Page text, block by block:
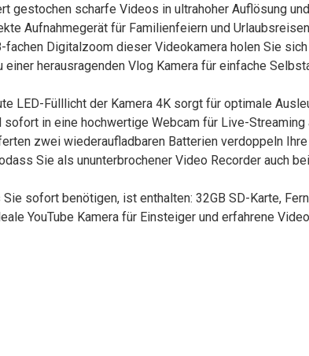
gestochen scharfe Videos in ultrahoher Auflösung
Aufnahmegerät für Familienfeiern und
Digitalzoom dieser Videokamera holen Sie
herausragenden Vlog Kamera für einfache
LED-Fülllicht der Kamera 4K sorgt für optimale
in eine hochwertige Webcam für Live-Streaming
zwei wiederaufladbaren Batterien verdoppeln
Sie als ununterbrochener Video Recorder auch
sofort benötigen, ist enthalten: 32GB SD-Karte,
YouTube Kamera für Einsteiger und erfahrene